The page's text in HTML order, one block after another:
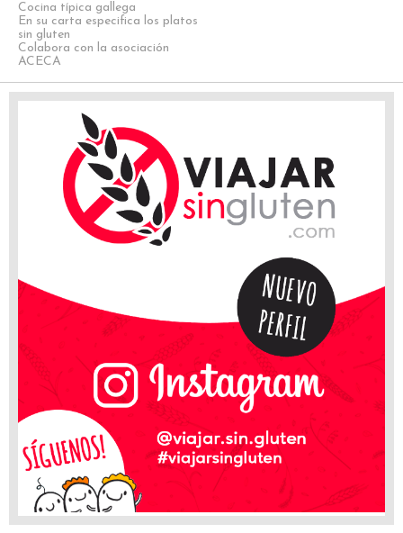
Cocina típica gallega
En su carta especifica los platos
sin gluten
Colabora con la asociación
ACECA